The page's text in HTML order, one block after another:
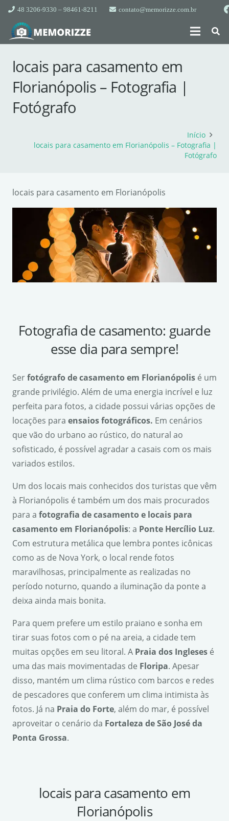
48 3206-9330 – 98461-8211 contato@memorizze.com.br
locais para casamento em
Florianópolis – Fotografia |
Fotógrafo
Início
locais para casamento em Florianópolis – Fotografia |
Fotógrafo
locais para casamento em Florianópolis
Fotografia de casamento: guarde
esse dia para sempre!
Serfotógrafo de casamento em Florianópolis é um
grande privilégio. Além de uma energia incrível e luz
perfeita para fotos, a cidade possui várias opções de
locações para ensaios fotográficos. Em cenários
que vão do urbano ao rústico, do natural ao
sofisticado, é possível agradar a casais com os mais
variados estilos.
Um dos locais mais conhecidos dos turistas que vêm
à Florianópolis é também um dos mais procurados
para a fotografia de casamento e locais para
casamento em Florianópolis: a Ponte Hercílio Luz.
Com estrutura metálica que lembra pontes icônicas
como as de Nova York, o local rende fotos
maravilhosas, principalmente as realizadas no
período noturno, quando a iluminação da ponte a
deixa ainda mais bonita.
Para quem prefere um estilo praiano e sonha em
tirar suas fotos com o pé na areia, a cidade tem
muitas opções em seu litoral. A Praia dos Ingleses é
uma das mais movimentadas de Floripa. Apesar
disso, mantém um clima rústico com barcos e redes
de pescadores que conferem um clima intimista às
fotos. Já na Praia do Forte, além do mar, é possível
aproveitar o cenário da Fortaleza de São Joséda
Ponta Grossa.
locais para casamento em
Florianópolis